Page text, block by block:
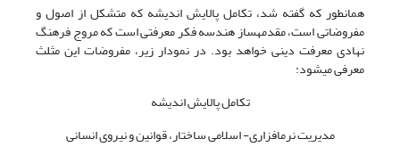
همان­طور که گفته شد، تکامل پالایش اندیشه که متشکل از اصول و
مفروضاتی است، مقدمه­ساز هندسه فکر معرفتی است که مروج فرهنگ
نهادی معرفت دینی خواهد بود. در نمودار زیر، مفروضات این مثلث
معرفی می­شود:
تکامل پالایش اندیشه
مدیریت نرم­افزاری- اسلامی ساختار، قوانین و نیروی انسانی